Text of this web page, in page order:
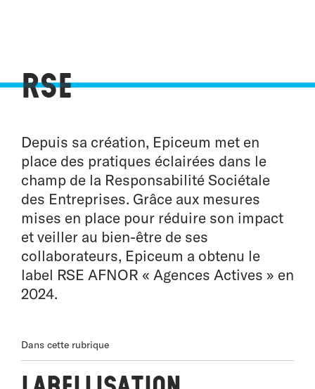
RSE
Depuis sa création, Epiceum met en
place des pratiques éclairées dans le
champ de la Responsabilité Sociétale
des Entreprises. Grâce aux mesures
mises en place pour réduire son impact
et veiller au bien-être de ses
collaborateurs, Epiceum a obtenu le
label RSE AFNOR « Agences Actives » en
2024.
Dans cette rubrique
Labellisation